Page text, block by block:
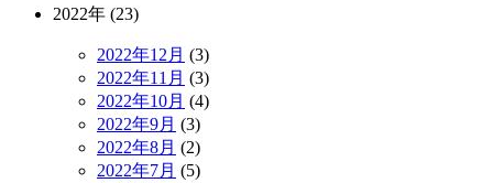
2022年 (23)
2022年12月 (3)
2022年11月 (3)
2022年10月 (4)
2022年9月 (3)
2022年8月 (2)
2022年7月 (5)